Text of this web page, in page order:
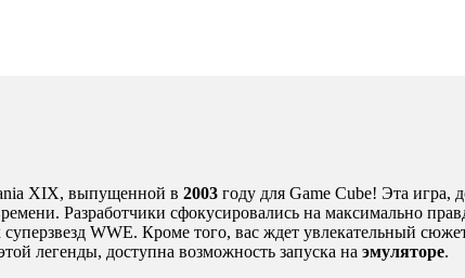
XIX, выпущенной в 2003 году для Game Cube! Эта игра,
Разработчики сфокусировались на максимально
WWE. Кроме того, вас ждет увлекательный
легенды, доступна возможность запуска на эмуляторе.